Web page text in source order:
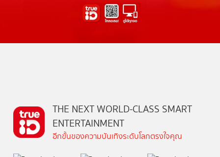
THE NEXT WORLD-CLASS SMART
ENTERTAINMENT
อีกขั้นของความบันเทิงระดับโลกตรงใจคุณ